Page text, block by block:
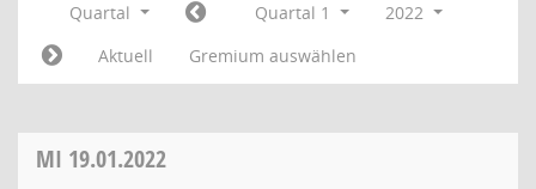
Quartal Quartal 1
2022
Aktuell
Gremium auswählen
MI 19.01.2022